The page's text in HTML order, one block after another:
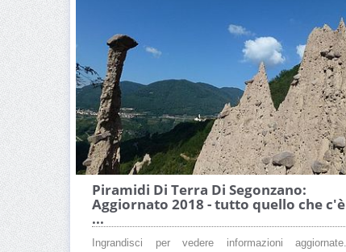
Piramidi Di Terra Di Segonzano:
Aggiornato 2018 - tutto quello che c'è
...
Ingrandisci per vedere informazioni aggiornate.